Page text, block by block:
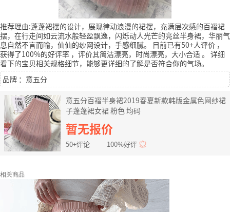
推荐理由:蓬蓬裙摆的设计，展现律动浪漫的裙摆，充满层次感的百褶裙
摆，在行走间如云流水般轻盈飘逸，闪烁动人光芒的亮丝半身裙，华丽气
息自然不言而喻，仙仙的纱网设计，手感细腻。
目前已有50+人评价 ，
获得了100%的好评率 ，评价其简洁漂亮，时尚漂亮，大小合适。 详细
看下的宝贝相关规格细节，能够更详细的了解是否符合你的气场。
品牌 ：意五分
意五分百褶半身裙2019春夏新款韩版金属色网纱裙
子蓬蓬裙女裙 粉色 均码
暂无报价
50+评论 100%好评
相关商品